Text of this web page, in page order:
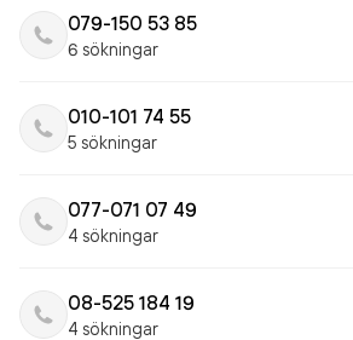
079-150 53 85
6 sökningar
010-101 74 55
5 sökningar
077-071 07 49
4 sökningar
08-525 184 19
4 sökningar